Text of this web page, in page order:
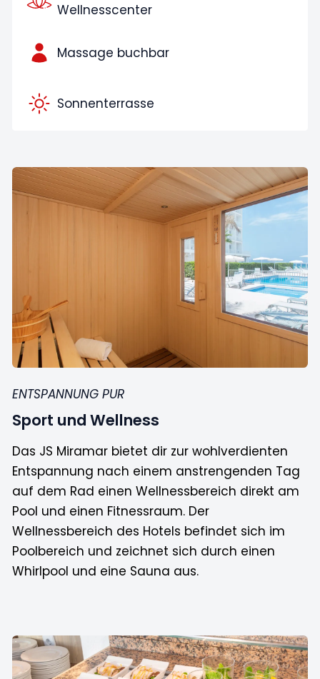
Wellnesscenter
Massage buchbar
Sonnenterrasse
ENTSPANNUNG PUR
Sport und Wellness
Das JS Miramar bietet dir zur wohlverdienten
Entspannung nach einem anstrengenden Tag
auf dem Rad einen Wellnessbereich direkt am
Pool und einen Fitnessraum. Der
Wellnessbereich des Hotels befindet sich im
Poolbereich und zeichnet sich durch einen
Whirlpool und eine Sauna aus.